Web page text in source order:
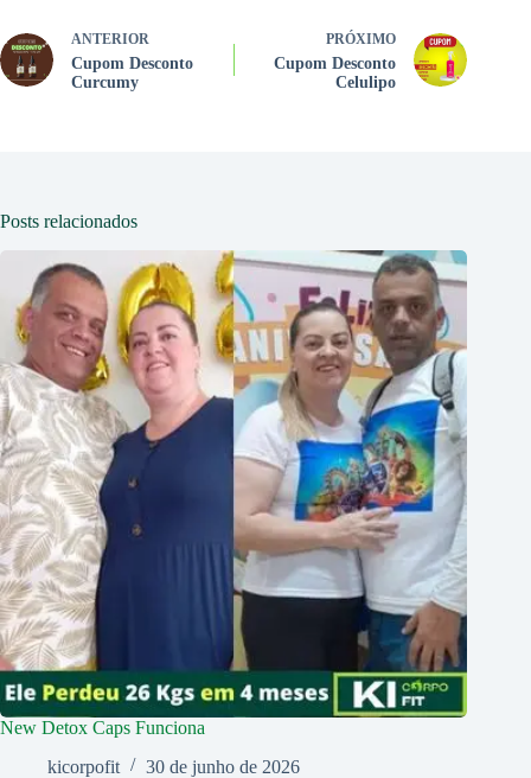
ANTERIOR
Cupom Desconto
Curcumy
PRÓXIMO
Cupom Desconto
Celulipo
Posts relacionados
New Detox Caps Funciona
kicorpofit
30 de junho de 2026